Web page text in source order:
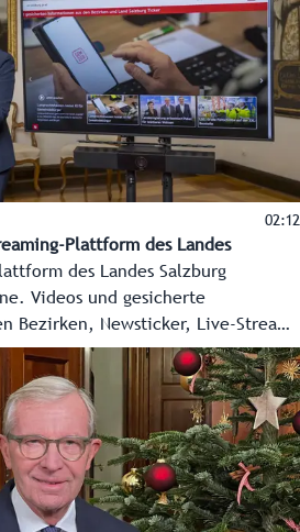
02:12
Plattform des Landes
des Landes Salzburg
Videos und gesicherte
Bezirken, Newsticker, Live-Streams
die ganze Vielfalt des Landes
Wilfried Haslauer und
Marlene Svazek drückten
auf den Startknopf und Salzburg ON
wurde Salzburg ON von der
mit Sitz in Puch-Urstein. Philipp
Kappacher wagten sich mit dem